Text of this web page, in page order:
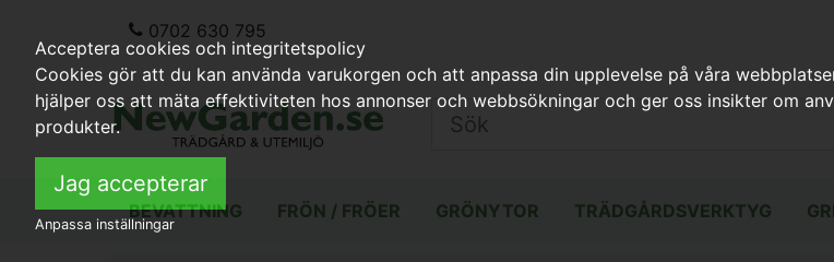
0702 630 795
BEVATTNING FRÖN / FRÖER GRÖNYTOR TRÄDGÅRDSVERKTYG
Acceptera cookies och integritetspolicy
Cookies gör att du kan använda varukorgen och att anpassa din upplevelse på våra
hjälper oss att mäta effektiviteten hos annonser och webbsökningar och ger oss insikter om
produkter.
Jag accepterar
Anpassa inställningar